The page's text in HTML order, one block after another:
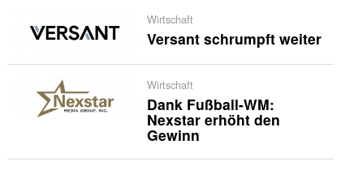
Wirtschaft
Versant schrumpft weiter
Wirtschaft
Dank Fußball-WM:
Nexstar erhöht den
Gewinn